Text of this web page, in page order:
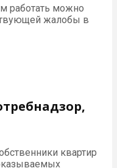
работать можно
жалобы в
квартир